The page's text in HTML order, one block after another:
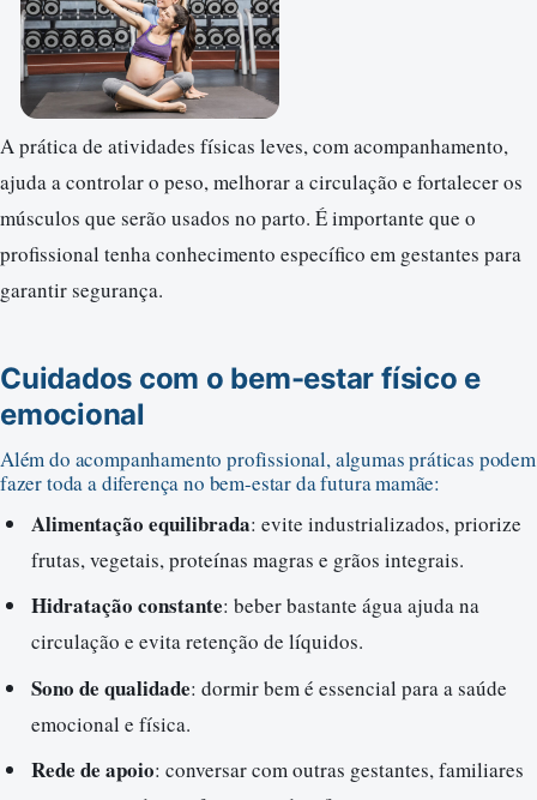
A prática de atividades físicas leves, com acompanhamento,
ajuda a controlar o peso, melhorar a circulação e fortalecer os
músculos que serão usados no parto. É importante que o
profissional tenha conhecimento específico em gestantes para
garantir segurança.
Cuidados com o bem-estar físico e
emocional
Além do acompanhamento profissional, algumas práticas podem
fazer toda a diferença no bem-estar da futura mamãe:
Alimentação equilibrada: evite industrializados, priorize
frutas, vegetais, proteínas magras e grãos integrais.
Hidratação constante: beber bastante água ajuda na
circulação e evita retenção de líquidos.
Sono de qualidade: dormir bem é essencial para a saúde
emocional e física.
Rede de apoio: conversar com outras gestantes, familiares